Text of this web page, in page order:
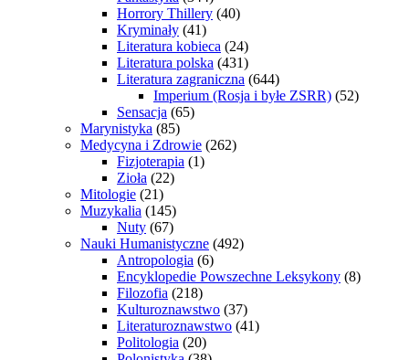
Horrory Thillery (40)
Kryminały (41)
Literatura kobieca (24)
Literatura polska (431)
Literatura zagraniczna (644)
Imperium (Rosja i byłe ZSRR) (52)
Sensacja (65)
Marynistyka (85)
Medycyna i Zdrowie (262)
Fizjoterapia (1)
Zioła (22)
Mitologie (21)
Muzykalia (145)
Nuty (67)
Nauki Humanistyczne (492)
Antropologia (6)
Encyklopedie Powszechne Leksykony (8)
Filozofia (218)
Kulturoznawstwo (37)
Literaturoznawstwo (41)
Politologia (20)